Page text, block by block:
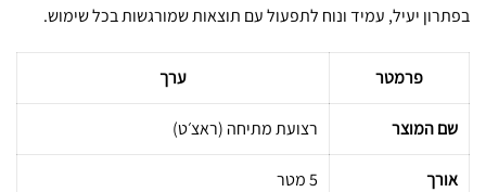
בפתרון יעיל, עמיד ונוח לתפעול עם תוצאות שמורגשות בכל שימוש.
פרמטר ערך
שם המוצר רצועת מתיחה (ראצ׳ט)
אורך 5 מטר